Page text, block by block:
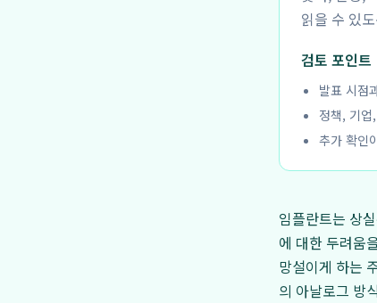
읽을 수 있
검토 포인트
발표 시점
정책, 기
추가 확인
임플란트는 상
에 대한 두려움
망설이게 하는
의 아날로그 방